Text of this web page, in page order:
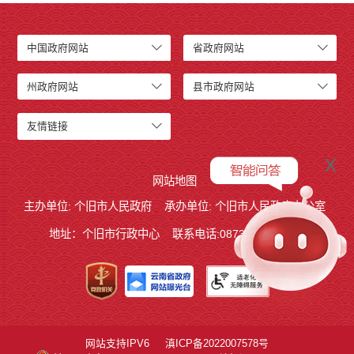
中国政府网站 省政府网站
州政府网站 县市政府网站
友情链接
网站地图
主办单位: 个旧市人民政府
承办单位: 个旧市人民政府办公室
地址：个旧市行政中心 联系电话:0873－2123215
x
网站支持IPV6
滇ICP备2022007578号